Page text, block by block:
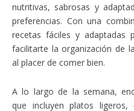
nutritivas, sabrosas y
preferencias. Con una
recetas fáciles y adaptadas
facilitarte la organización de
al placer de comer bien.
A lo largo de la semana,
que incluyen platos ligeros,